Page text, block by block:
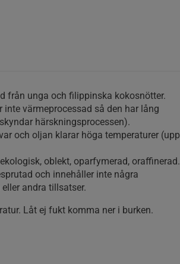
från unga och filippinska kokosnötter.
värmeprocessad så den har lång
härskningsprocessen).
och oljan klarar höga temperaturer (upp
oblekt, oparfymerad, oraffinerad.
och innehåller inte några
andra tillsatser.
Låt ej fukt komma ner i burken.